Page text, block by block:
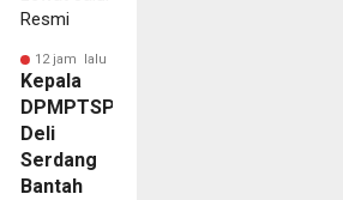
12 jam lalu
Kepala
DPMPTSP
Deli
Serdang
Bantah